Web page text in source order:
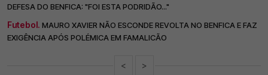
DEFESA DO BENFICA: "FOI ESTA PODRIDÃO..."
Futebol. MAURO XAVIER NÃO ESCONDE REVOLTA NO BENFICA E FAZ
EXIGÊNCIA APÓS POLÉMICA EM FAMALICÃO
< >